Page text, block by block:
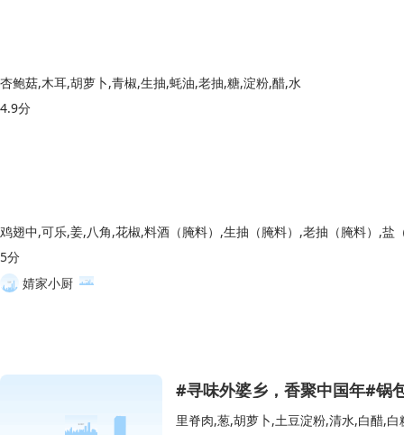
杏鲍菇,木耳,胡萝卜,青椒,生抽,蚝油,老抽,糖,淀粉,醋,水
4.9分
5分
婧家小厨
#寻味外婆乡，香聚中国年#锅